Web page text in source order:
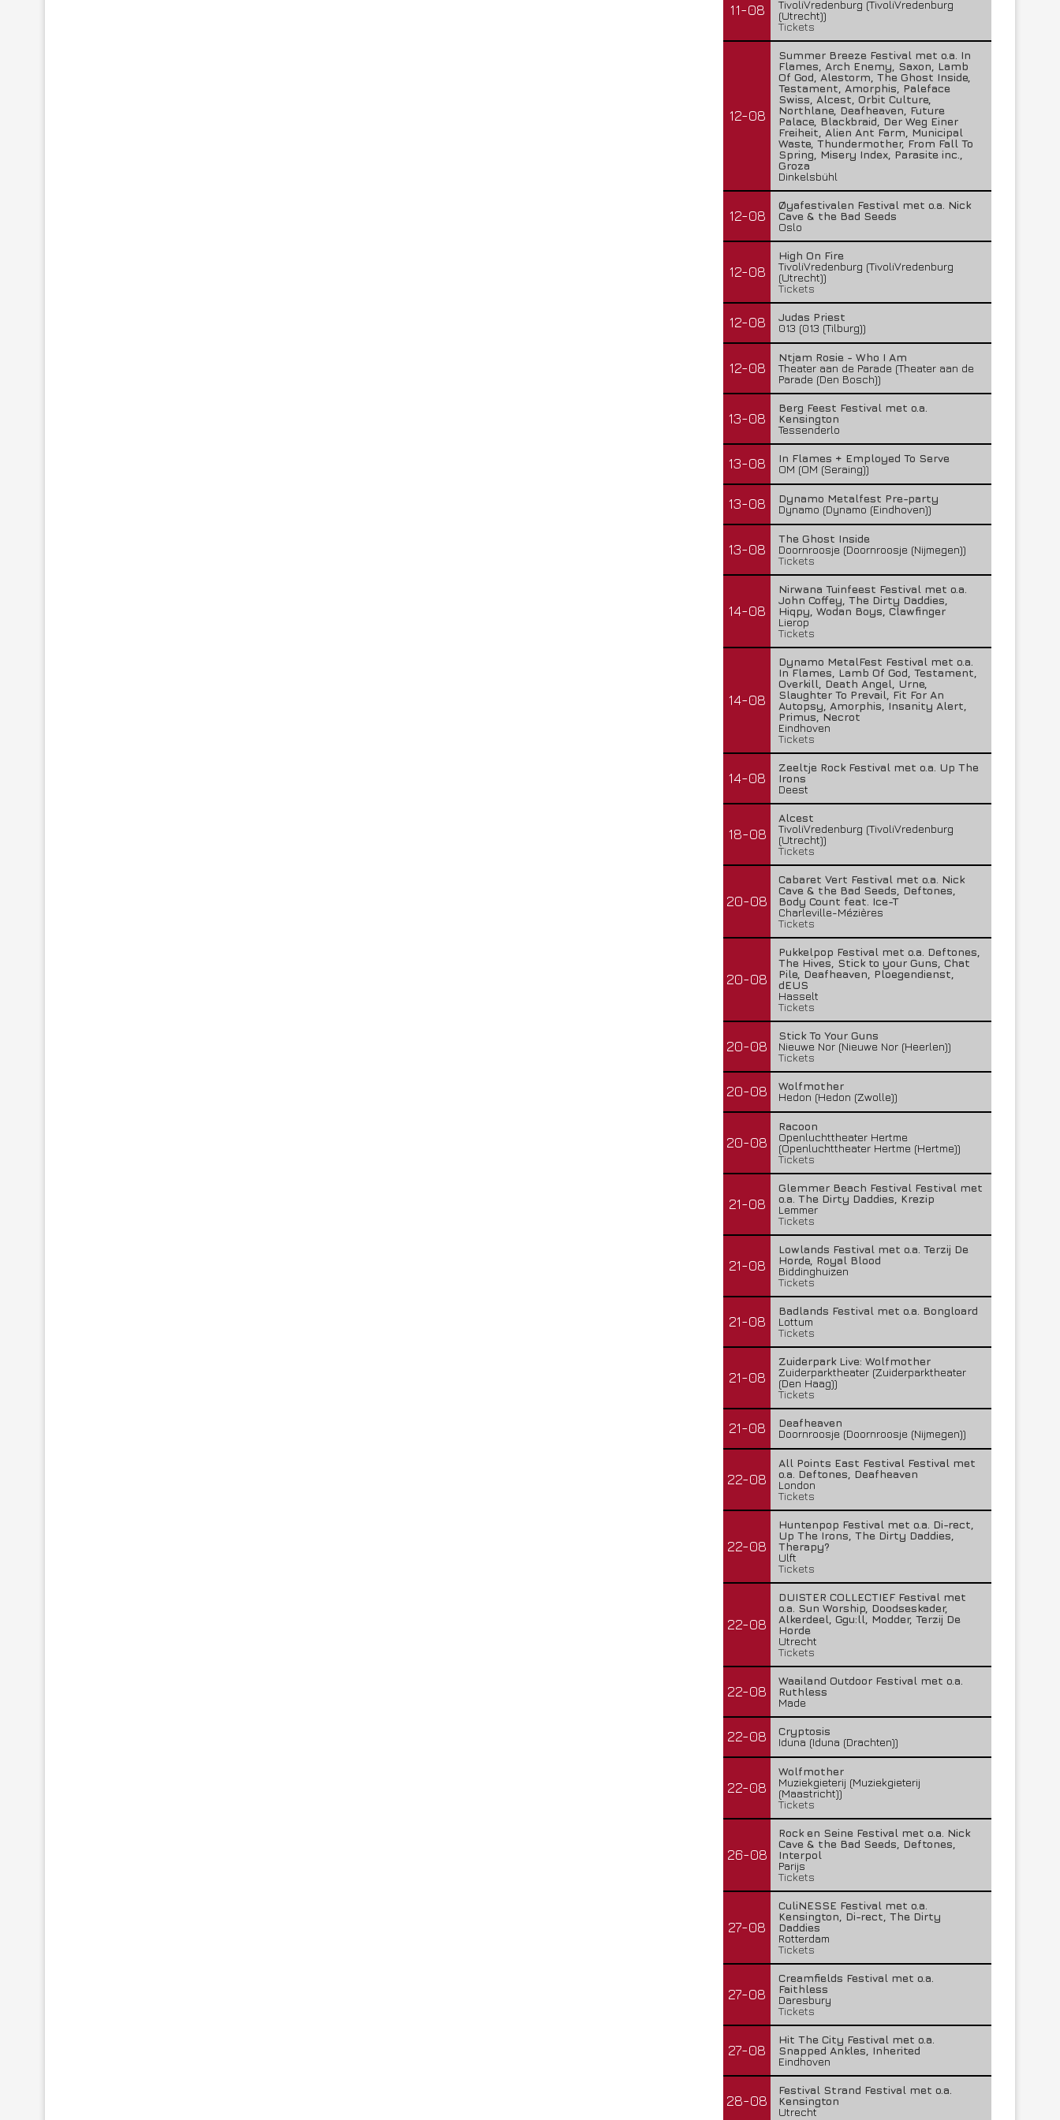
11-08
TivoliVredenburg (TivoliVredenburg
(Utrecht))
Tickets
12-08
Summer Breeze Festival met o.a. In
Flames, Arch Enemy, Saxon, Lamb
Of God, Alestorm, The Ghost Inside,
Testament, Amorphis, Paleface
Swiss, Alcest, Orbit Culture,
Northlane, Deafheaven, Future
Palace, Blackbraid, Der Weg Einer
Freiheit, Alien Ant Farm, Municipal
Waste, Thundermother, From Fall To
Spring, Misery Index, Parasite inc.,
Groza
Dinkelsbühl
12-08
Øyafestivalen Festival met o.a. Nick
Cave & the Bad Seeds
Oslo
12-08
High On Fire
TivoliVredenburg (TivoliVredenburg
(Utrecht))
Tickets
12-08
Judas Priest
013 (013 (Tilburg))
12-08
Ntjam Rosie - Who I Am
Theater aan de Parade (Theater aan de
Parade (Den Bosch))
13-08
Berg Feest Festival met o.a.
Kensington
Tessenderlo
13-08
In Flames + Employed To Serve
OM (OM (Seraing))
13-08
Dynamo Metalfest Pre-party
Dynamo (Dynamo (Eindhoven))
13-08
The Ghost Inside
Doornroosje (Doornroosje (Nijmegen))
Tickets
14-08
Nirwana Tuinfeest Festival met o.a.
John Coffey, The Dirty Daddies,
Hiqpy, Wodan Boys, Clawfinger
Lierop
Tickets
14-08
Dynamo MetalFest Festival met o.a.
In Flames, Lamb Of God, Testament,
Overkill, Death Angel, Urne,
Slaughter To Prevail, Fit For An
Autopsy, Amorphis, Insanity Alert,
Primus, Necrot
Eindhoven
Tickets
14-08
Zeeltje Rock Festival met o.a. Up The
Irons
Deest
18-08
Alcest
TivoliVredenburg (TivoliVredenburg
(Utrecht))
Tickets
20-08
Cabaret Vert Festival met o.a. Nick
Cave & the Bad Seeds, Deftones,
Body Count feat. Ice-T
Charleville-Mézières
Tickets
20-08
Pukkelpop Festival met o.a. Deftones,
The Hives, Stick to your Guns, Chat
Pile, Deafheaven, Ploegendienst,
dEUS
Hasselt
Tickets
20-08
Stick To Your Guns
Nieuwe Nor (Nieuwe Nor (Heerlen))
Tickets
20-08
Wolfmother
Hedon (Hedon (Zwolle))
20-08
Racoon
Openluchttheater Hertme
(Openluchttheater Hertme (Hertme))
Tickets
21-08
Glemmer Beach Festival Festival met
o.a. The Dirty Daddies, Krezip
Lemmer
Tickets
21-08
Lowlands Festival met o.a. Terzij De
Horde, Royal Blood
Biddinghuizen
Tickets
21-08
Badlands Festival met o.a. Bongloard
Lottum
Tickets
21-08
Zuiderpark Live: Wolfmother
Zuiderparktheater (Zuiderparktheater
(Den Haag))
Tickets
21-08
Deafheaven
Doornroosje (Doornroosje (Nijmegen))
22-08
All Points East Festival Festival met
o.a. Deftones, Deafheaven
London
Tickets
22-08
Huntenpop Festival met o.a. Di-rect,
Up The Irons, The Dirty Daddies,
Therapy?
Ulft
Tickets
22-08
DUISTER COLLECTIEF Festival met
o.a. Sun Worship, Doodseskader,
Alkerdeel, Ggu:ll, Modder, Terzij De
Horde
Utrecht
Tickets
22-08
Waailand Outdoor Festival met o.a.
Ruthless
Made
22-08
Cryptosis
Iduna (Iduna (Drachten))
22-08
Wolfmother
Muziekgieterij (Muziekgieterij
(Maastricht))
Tickets
26-08
Rock en Seine Festival met o.a. Nick
Cave & the Bad Seeds, Deftones,
Interpol
Parijs
Tickets
27-08
CuliNESSE Festival met o.a.
Kensington, Di-rect, The Dirty
Daddies
Rotterdam
Tickets
27-08
Creamfields Festival met o.a.
Faithless
Daresbury
Tickets
27-08
Hit The City Festival met o.a.
Snapped Ankles, Inherited
Eindhoven
28-08
Festival Strand Festival met o.a.
Kensington
Utrecht